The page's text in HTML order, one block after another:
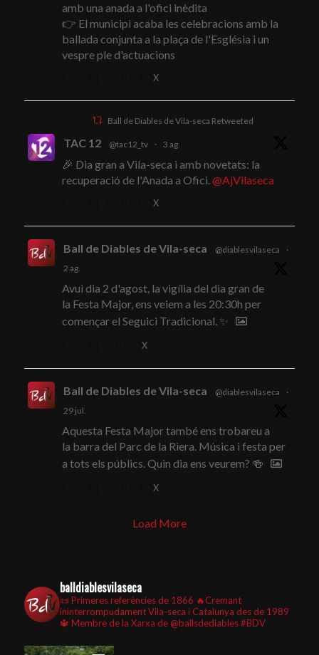
amb una anada a l'ofici inèdita
👉 El municipi acaba les celebracions amb la
ballada conjunta a la plaça de l'Església i un
vespre ple d'actuacions
X
Ball de Diables de Vila-seca Retweeted
TAC 12 @tac12_tv · 3 ag.
🎉 Dia gran a Vila-seca i amb novetats: la
recuperació de l'Anada a Ofici.@AjVilaseca
X
Ball de Diables de Vila-seca @diablesvilaseca
·
2 ag.
Avui dia 2 d'agost, la vigília del dia gran de
la Festa Major, ens veiem a les 20:30h per
començar el Seguici Tradicional. ✨
X
Ball de Diables de Vila-seca @diablesvilaseca
·
29 jul.
Aquesta Festa Major també ens trobareu a
la barra del Parc de la Riera. Música i festa per
a tots els públics. Quin dia ens veurem? 🍻
X
Load More
balldiablesvilaseca
📜 Primeres referències de 1866 🔥Cremant
ininterrompudament Vila-seca i Catalunya des de 1989
🔱 Membre de la Xarxa de @ballsdediables#BDV